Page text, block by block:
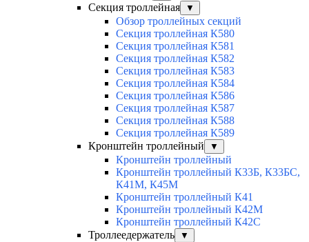
Секция троллейная ▼
Обзор троллейных секций
Секция троллейная К580
Секция троллейная К581
Секция троллейная К582
Секция троллейная К583
Секция троллейная К584
Секция троллейная К586
Секция троллейная К587
Секция троллейная К588
Секция троллейная К589
Кронштейн троллейный
▼
Кронштейн троллейный
Кронштейн троллейный К33Б, К33БС,
К41М, К45М
Кронштейн троллейный К41
Кронштейн троллейный К42М
Кронштейн троллейный К42С
Троллеедержатель
▼